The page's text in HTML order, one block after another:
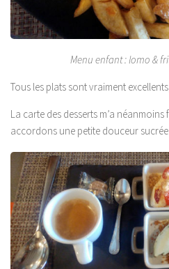
Menu enfant : lomo &
Tous les plats sont vraiment
La carte des desserts m’a
accordons une petite douceur